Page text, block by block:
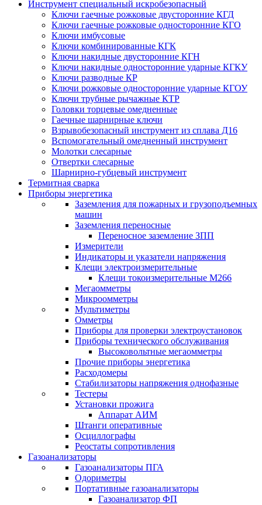
Инструмент специальный искробезопасный
Ключи гаечные рожковые двусторонние КГД
Ключи гаечные рожковые односторонние КГО
Ключи имбусовые
Ключи комбинированные КГК
Ключи накидные двусторонние КГН
Ключи накидные односторонние ударные КГКУ
Ключи разводные КР
Ключи рожковые односторонние ударные КГОУ
Ключи трубные рычажные КТР
Головки торцевые омедненные
Гаечные шарнирные ключи
Взрывобезопасный инструмент из сплава Д16
Вспомогательный омедненный инструмент
Молотки слесарные
Отвертки слесарные
Шарнирно-губцевый инструмент
Термитная сварка
Приборы энергетика
Заземления для пожарных и грузоподъемных
машин
Заземления переносные
Переносное заземление ЗПП
Измерители
Индикаторы и указатели напряжения
Клещи электроизмерительные
Клещи токоизмерительные М266
Мегаомметры
Микроомметры
Мультиметры
Омметры
Приборы для проверки электроустановок
Приборы технического обслуживания
Высоковольтные мегаомметры
Прочие приборы энергетика
Расходомеры
Стабилизаторы напряжения однофазные
Тестеры
Установки прожига
Аппарат АИМ
Штанги оперативные
Осциллографы
Реостаты сопротивления
Газоанализаторы
Газоанализаторы ПГА
Одориметры
Портативные газоанализаторы
Газоанализатор ФП